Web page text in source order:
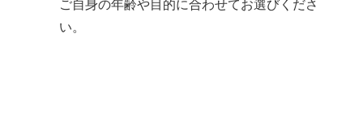
ご自身の年齢や目的に合わせてお選びくださ
い。